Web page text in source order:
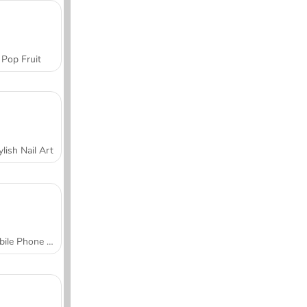
Pop Fruit
Nail Art
Mobile Phone Case Design & DIY